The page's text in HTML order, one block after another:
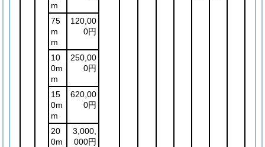
m
75
m
m
120,00
0円
10
0m
m
250,00
0円
15
0m
m
620,00
0円
20
0m
3,000,
000円